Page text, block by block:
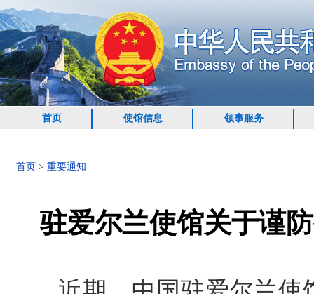
首页 使馆信息 领事服务
首页 > 重要通知
驻爱尔兰使馆关于谨